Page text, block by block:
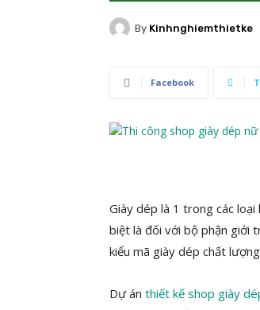
By Kinhnghiemthietke
Facebook
Giày dép là 1 trong các
biệt là đối với bộ phận giới
kiểu mã giày dép chất
Dự án thiết kế shop giày